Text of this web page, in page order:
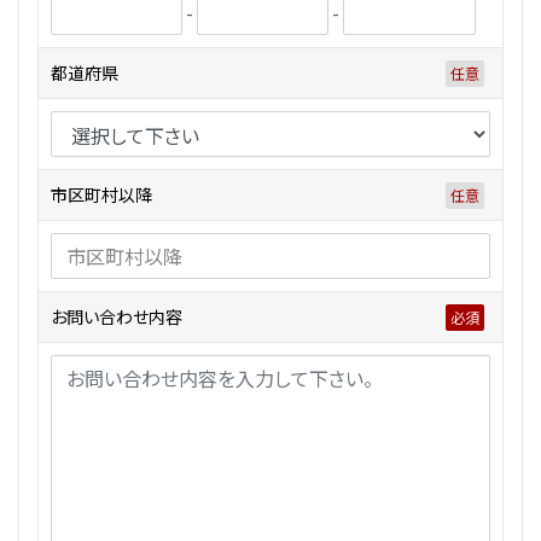
- -
都道府県
市区町村以降
お問い合わせ内容